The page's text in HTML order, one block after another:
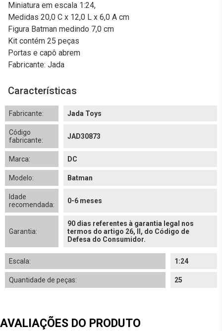
Miniatura em escala 1:24,
Medidas 20,0 C x 12,0 L x 6,0 A cm
Figura Batman medindo 7,0 cm
Kit contém 25 peças
Portas e capô abrem
Fabricante: Jada
Características
Fabricante: Jada Toys
Código
fabricante:
JAD30873
Marca: DC
Modelo: Batman
Idade
recomendada:
0-6 meses
Garantia:
90 dias referentes à garantia legal nos
termos do artigo 26, II, do Código de
Defesa do Consumidor.
Escala: 1:24
Quantidade de peças: 25
AVALIAÇÕES DO PRODUTO